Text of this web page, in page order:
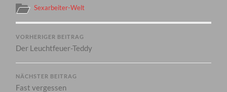
Sexarbeiter-Welt
VORHERIGER BEITRAG
Der Leuchtfeuer-Teddy
NÄCHSTER BEITRAG
Fast vergessen